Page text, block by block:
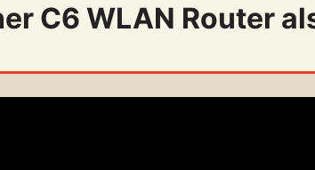
C6 WLAN Router